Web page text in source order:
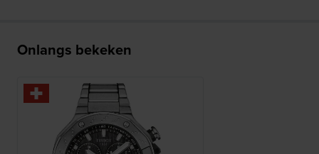
Onlangs bekeken